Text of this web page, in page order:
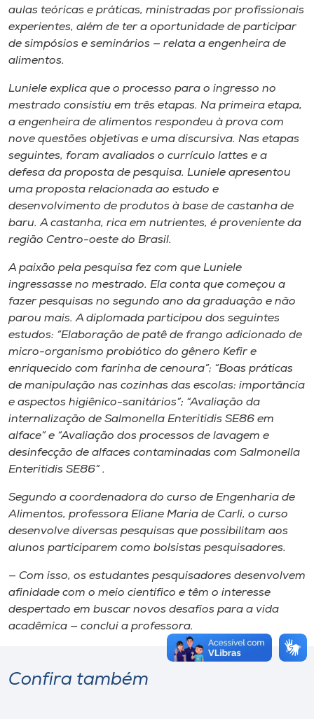
aulas teóricas e práticas, ministradas por profissionais
experientes, além de ter a oportunidade de participar
de simpósios e seminários — relata a engenheira de
alimentos.
Luniele explica que o processo para o ingresso no
mestrado consistiu em três etapas. Na primeira etapa,
a engenheira de alimentos respondeu à prova com
nove questões objetivas e uma discursiva. Nas etapas
seguintes, foram avaliados o currículo lattes e a
defesa da proposta de pesquisa. Luniele apresentou
uma proposta relacionada ao estudo e
desenvolvimento de produtos à base de castanha de
baru. A castanha, rica em nutrientes, é proveniente da
região Centro-oeste do Brasil.
A paixão pela pesquisa fez com que Luniele
ingressasse no mestrado. Ela conta que começou a
fazer pesquisas no segundo ano da graduação e não
parou mais. A diplomada participou dos seguintes
estudos: “Elaboração de patê de frango adicionado de
micro-organismo probiótico do gênero Kefir e
enriquecido com farinha de cenoura”; “Boas práticas
de manipulação nas cozinhas das escolas: importância
e aspectos higiênico-sanitários”; “Avaliação da
internalização de Salmonella Enteritidis SE86 em
alface” e “Avaliação dos processos de lavagem e
desinfecção de alfaces contaminadas com Salmonella
Enteritidis SE86” .
Segundo a coordenadora do curso de Engenharia de
Alimentos, professora Eliane Maria de Carli, o curso
desenvolve diversas pesquisas que possibilitam aos
alunos participarem como bolsistas pesquisadores.
— Com isso, os estudantes pesquisadores desenvolvem
afinidade com o meio científico e têm o interesse
despertado em buscar novos desafios para a vida
acadêmica — conclui a professora.
Confira também